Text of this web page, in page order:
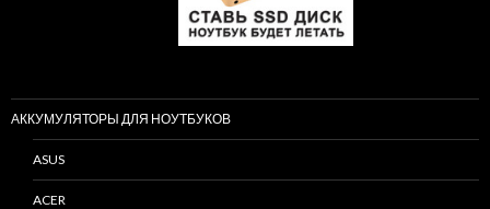
АККУМУЛЯТОРЫ ДЛЯ НОУТБУКОВ
ASUS
ACER